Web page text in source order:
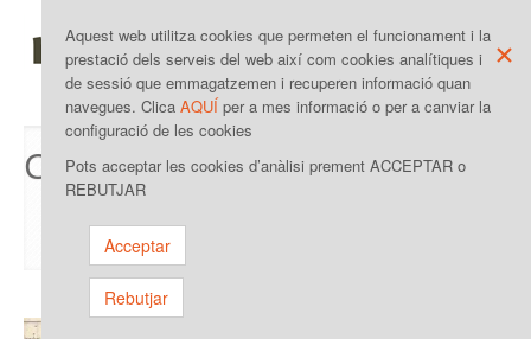
×
Aquest web utilitza cookies que permeten el funcionament i la
prestació dels serveis del web així com cookies analítiques i
de sessió que emmagatzemen i recuperen informació quan
navegues. Clica AQUÍ per a mes informació o per a canviar la
configuració de les cookies
Pots acceptar les cookies d’anàlisi prement ACCEPTAR o
REBUTJAR
Acceptar
Rebutjar
Toggle
Col·laboracions
Inici